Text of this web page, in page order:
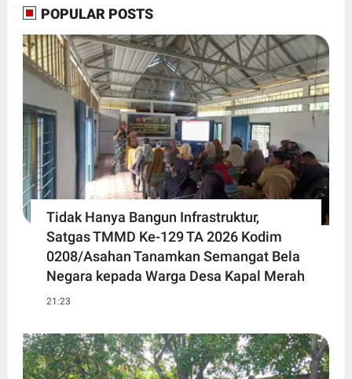
POPULAR POSTS
Tidak Hanya Bangun Infrastruktur,
Satgas TMMD Ke-129 TA 2026 Kodim
0208/Asahan Tanamkan Semangat Bela
Negara kepada Warga Desa Kapal Merah
21:23